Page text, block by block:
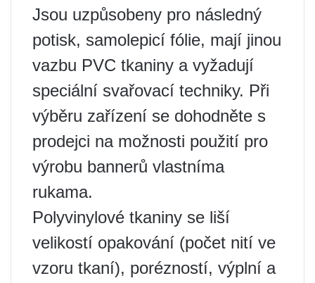
Jsou uzpůsobeny pro následný
potisk, samolepicí fólie, mají jinou
vazbu PVC tkaniny a vyžadují
speciální svařovací techniky. Při
výběru zařízení se dohodněte s
prodejci na možnosti použití pro
výrobu bannerů vlastníma
rukama.
Polyvinylové tkaniny se liší
velikostí opakování (počet nití ve
vzoru tkaní), porézností, výplní a